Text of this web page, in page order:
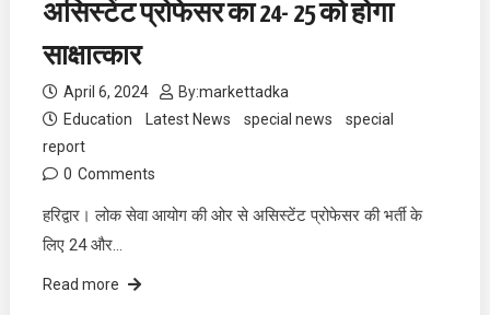
असिस्टेंट प्रोफेसर का 24- 25 को होगा
साक्षात्कार
April 6, 2024 By:markettadka
Education
Latest News special news
special
report
0 Comments
हरिद्वार। लोक सेवा आयोग की ओर से असिस्टेंट प्रोफेसर की भर्ती के
लिए 24 और…
Read more